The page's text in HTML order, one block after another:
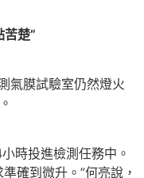
楚”
膜試驗室仍然燈火
時投進檢測任務中。
確到微升。”何亮說，